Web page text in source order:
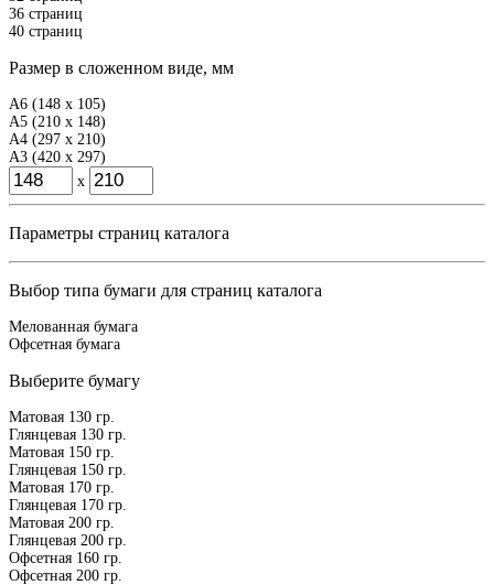
36 страниц
40 страниц
Размер в сложенном виде, мм
A6 (148 x 105)
A5 (210 x 148)
A4 (297 x 210)
A3 (420 x 297)
x
Параметры страниц каталога
Выбор типа бумаги для страниц каталога
Мелованная бумага
Офсетная бумага
Выберите бумагу
Матовая 130 гр.
Глянцевая 130 гр.
Матовая 150 гр.
Глянцевая 150 гр.
Матовая 170 гр.
Глянцевая 170 гр.
Матовая 200 гр.
Глянцевая 200 гр.
Офсетная 160 гр.
Офсетная 200 гр.